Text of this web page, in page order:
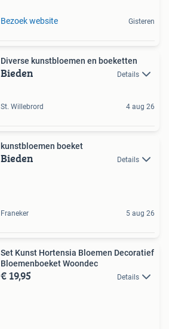
Bezoek website Gisteren
Diverse kunstbloemen en boeketten
Bieden Details
St. Willebrord 4 aug 26
kunstbloemen boeket
Bieden Details
Franeker 5 aug 26
Set Kunst Hortensia Bloemen Decoratief
Bloemenboeket Woondec
€ 19,95 Details